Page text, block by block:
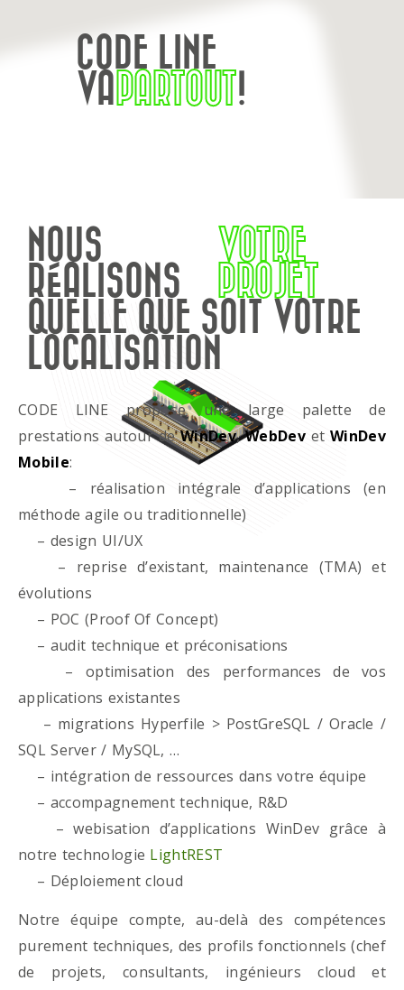
CODE LINE
VAPARTOUT!
NOUS
RÉALISONS
VOTRE
PROJET
QUELLE QUE SOIT VOTRE
LOCALISATION
CODE LINE propose une large palette de
prestations autour deWinDev,WebDevet WinDev
Mobile:
– réalisation intégrale d’applications (en
méthode agile ou traditionnelle)
– design UI/UX
– reprise d’existant, maintenance (TMA) et
évolutions
– POC (Proof Of Concept)
– audit technique et préconisations
– optimisation des performances de vos
applications existantes
– migrations Hyperfile > PostGreSQL / Oracle /
SQL Server / MySQL, …
– intégration de ressources dans votre équipe
– accompagnement technique, R&D
– webisation d’applications WinDev grâce à
notre technologie LightREST
– Déploiement cloud
Notre équipe compte, au-delà des compétences
purement techniques, des profils fonctionnels (chef
de projets, consultants, ingénieurs cloud et